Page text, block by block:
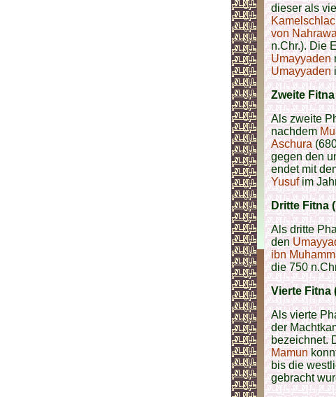
dieser als
von
n.Chr.). Die
Umayyaden
Umayyaden
Zweite
Als zweite
nachdem
Aschura
gegen den
endet mit
Yusufim
Dritte Fitna
Als dritte
den
ibn
die 750
Vierte Fitna
Als vierte
der
bezeichnet.
Mamun
bis die
gebracht